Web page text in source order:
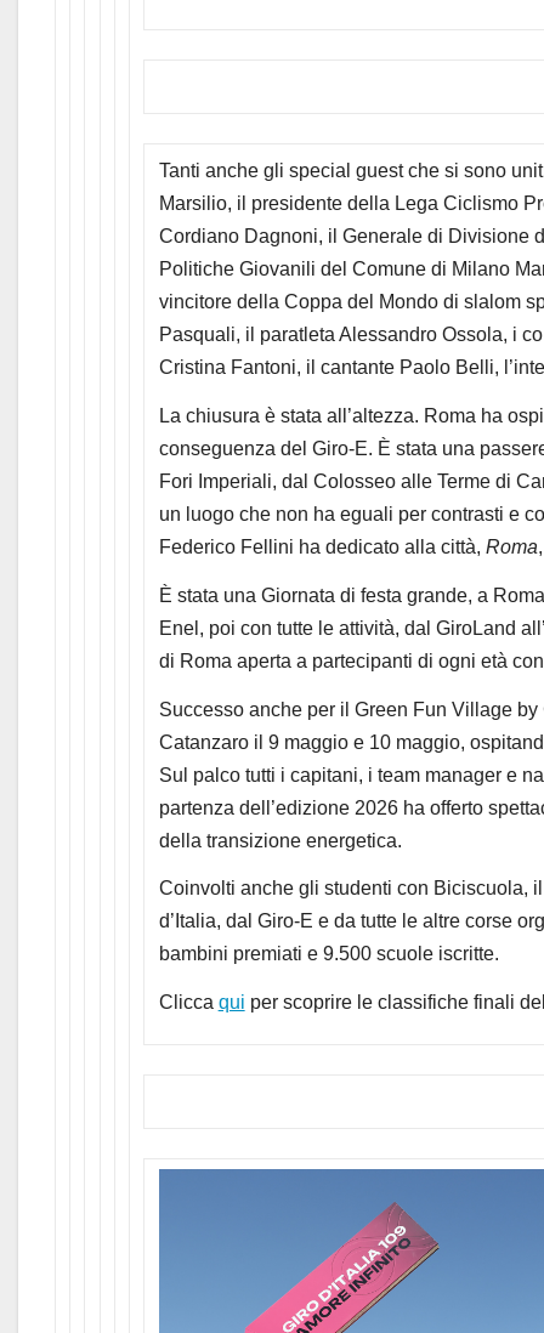
Tanti anche gli special guest che si sono
Marsilio, il presidente della Lega Ciclismo
Cordiano Dagnoni, il Generale di Divisione
Politiche Giovanili del Comune di Milano
vincitore della Coppa del Mondo di slalom
Pasquali, il paratleta Alessandro Ossola, i
Cristina Fantoni, il cantante Paolo Belli,
La chiusura è stata all’altezza. Roma ha
conseguenza del Giro-E. È stata una
Fori Imperiali, dal Colosseo alle Terme di
un luogo che non ha eguali per contrasti e
Federico Fellini ha dedicato alla città, Roma
È stata una Giornata di festa grande, a
Enel, poi con tutte le attività, dal GiroLand
di Roma aperta a partecipanti di ogni età
Successo anche per il Green Fun Village
Catanzaro il 9 maggio e 10 maggio,
Sul palco tutti i capitani, i team manager e
partenza dell’edizione 2026 ha offerto
della transizione energetica.
Coinvolti anche gli studenti con Biciscuola,
d’Italia, dal Giro-E e da tutte le altre corse
bambini premiati e 9.500 scuole iscritte.
Clicca qui per scoprire le classifiche finali